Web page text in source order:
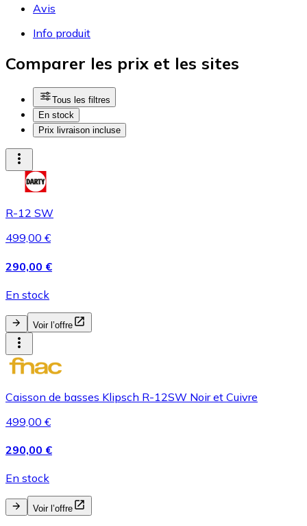
Avis
Info produit
Comparer les prix et les sites
Tous les filtres
En stock
Prix livraison incluse
R-12 SW
499,00 €
290,00 €
En stock
Voir l’offre
Caisson de basses Klipsch R-12SW Noir et Cuivre
499,00 €
290,00 €
En stock
Voir l’offre